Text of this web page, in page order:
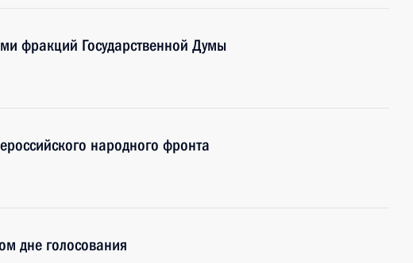
фракций Государственной Думы
народного фронта
дне голосования